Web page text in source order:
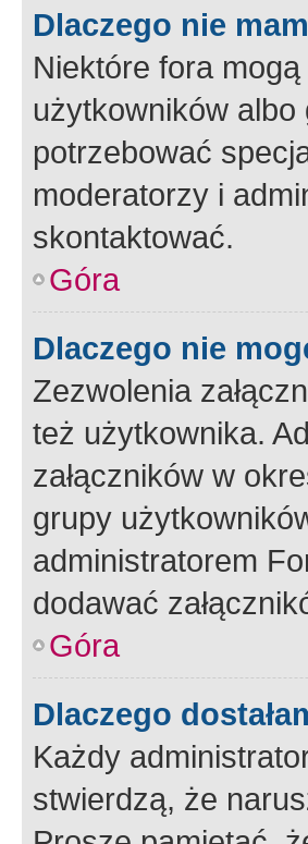
Dlaczego nie
Niektóre fora
użytkowników
potrzebować
moderatorzy i
skontaktować.
Góra
Dlaczego nie
Zezwolenia
też użytkownika.
załączników w
grupy
administratorem
dodawać
Góra
Dlaczego
Każdy
stwierdzą, że